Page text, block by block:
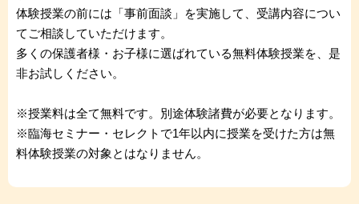
体験授業の前には「事前面談」を実施して、受講内容につい
てご相談していただけます。
多くの保護者様・お子様に選ばれている無料体験授業を、是
非お試しください。
※授業料は全て無料です。別途体験諸費が必要となります。
※臨海セミナー・セレクトで1年以内に授業を受けた方は無
料体験授業の対象とはなりません。